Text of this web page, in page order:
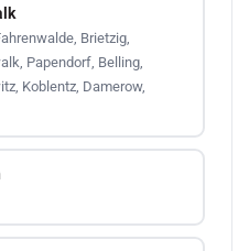
Brietzig,
Papendorf, Belling,
Koblentz, Damerow,